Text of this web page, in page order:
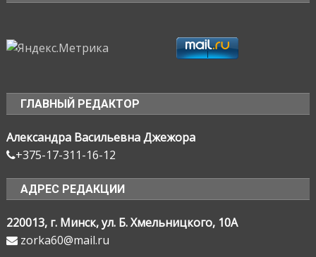
ГЛАВНЫЙ РЕДАКТОР
Александра Васильевна Джежора
+375-17-311-16-12
АДРЕС РЕДАКЦИИ
220013, г. Минск, ул. Б. Хмельницкого, 10А
zorka60@mail.ru